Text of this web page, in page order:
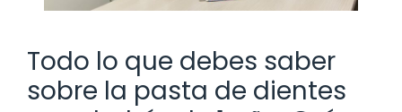
Todo lo que debes saber
sobre la pasta de dientes